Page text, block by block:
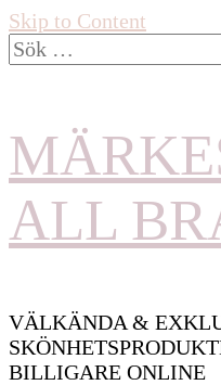
Skip to Content
Sök
efter:
ALL
VÄLKÄNDA &
BILLIGARE ONLINE